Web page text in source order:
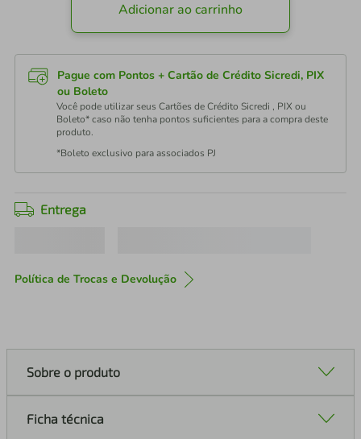
Adicionar ao carrinho
Pague com Pontos + Cartão de Crédito Sicredi, PIX
ou Boleto
Você pode utilizar seus Cartões de Crédito Sicredi , PIX ou
Boleto* caso não tenha pontos suficientes para a compra deste
produto.
*Boleto exclusivo para associados PJ
Entrega
Política de Trocas e Devolução
Sobre o produto
Ficha técnica